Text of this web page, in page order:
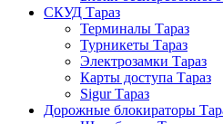
СКУД Тараз
Терминалы Тараз
Турникеты Тараз
Электрозамки Тараз
Карты доступа Тараз
Sigur Тараз
Дорожные блокираторы